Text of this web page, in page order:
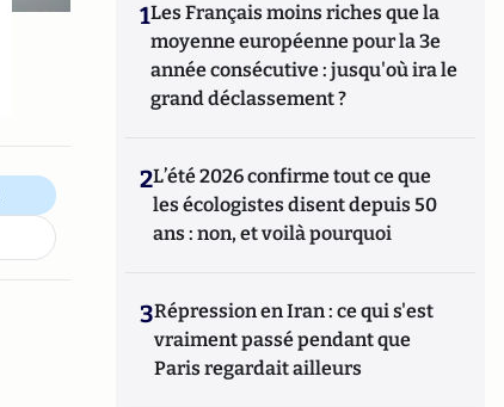
1Les Français moins riches que la
moyenne européenne pour la 3e
année consécutive : jusqu'où ira le
grand déclassement ?
2L’été 2026 confirme tout ce que
les écologistes disent depuis 50
ans : non, et voilà pourquoi
3Répression en Iran : ce qui s'est
vraiment passé pendant que
Paris regardait ailleurs